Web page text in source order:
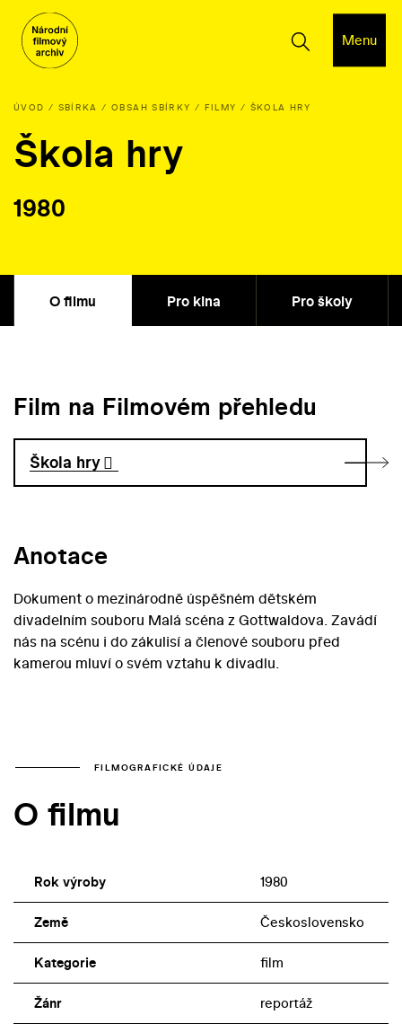
Menu
ÚVOD SBÍRKA OBSAH SBÍRKY FILMY ŠKOLA HRY
Škola hry
1980
O filmu Pro kina Pro školy
Film na Filmovém přehledu
Škola hry
Anotace
Dokument o mezinárodně úspěšném dětském
divadelním souboru Malá scéna z Gottwaldova. Zavádí
nás na scénu i do zákulisí a členové souboru před
kamerou mluví o svém vztahu k divadlu.
FILMOGRAFICKÉ ÚDAJE
O filmu
Rok výroby 1980
Země Československo
Kategorie film
Žánr reportáž